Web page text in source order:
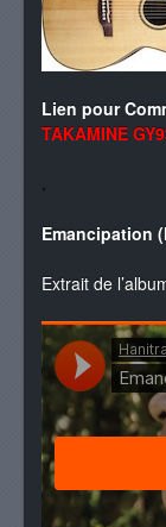
Lien pour
TAKAMINE
.
Emancipation
Extrait de